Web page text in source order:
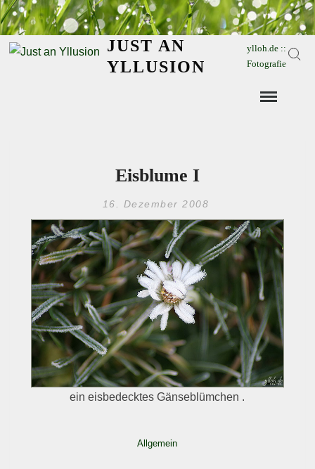
Skip
to
content
JUST AN
YLLUSION
ylloh.de ::
Fotografie
Eisblume I
16. Dezember 2008
ein eisbedecktes Gänseblümchen .
Allgemein